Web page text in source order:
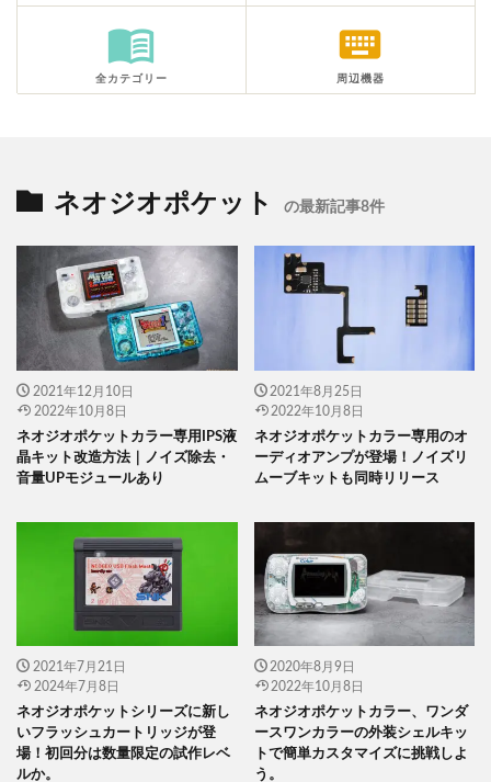
menu_book
全カテゴリー
keyboard
周辺機器
ネオジオポケット の最新記事8件
2021年12月10日
2022年10月8日
ネオジオポケットカラー専用IPS液
晶キット改造方法｜ノイズ除去・
音量UPモジュールあり
2021年8月25日
2022年10月8日
ネオジオポケットカラー専用のオ
ーディオアンプが登場！ノイズリ
ムーブキットも同時リリース
2021年7月21日
2024年7月8日
ネオジオポケットシリーズに新し
いフラッシュカートリッジが登
場！初回分は数量限定の試作レベ
ルか。
2020年8月9日
2022年10月8日
ネオジオポケットカラー、ワンダ
ースワンカラーの外装シェルキッ
トで簡単カスタマイズに挑戦しよ
う。